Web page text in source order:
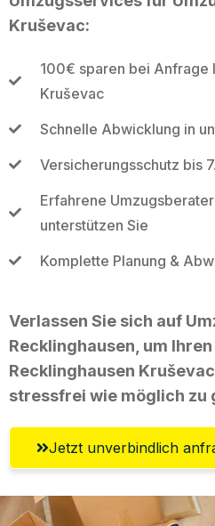
Kruševac:
100€ sparen bei Anfrage
Kruševac
Schnelle Abwicklung in
Versicherungsschutz bis
Erfahrene
unterstützen Sie
Komplette Planung &
Verlassen Sie sich auf
Recklinghausen, um
Recklinghausen
stressfrei wie möglich zu
Jetzt unverbindlich